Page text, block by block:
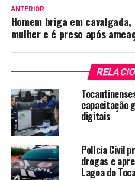
ANTERIOR
Homem briga em
mulher e é preso após
capacitação
digitais
Polícia Civil
drogas e
Lagoa do